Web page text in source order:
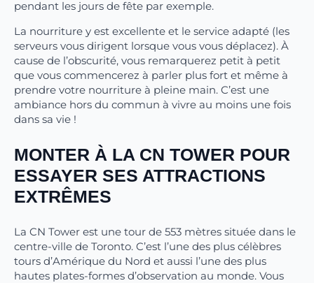
pendant les jours de fête par exemple.
La nourriture y est excellente et le service adapté (les
serveurs vous dirigent lorsque vous vous déplacez). À
cause de l’obscurité, vous remarquerez petit à petit
que vous commencerez à parler plus fort et même à
prendre votre nourriture à pleine main. C’est une
ambiance hors du commun à vivre au moins une fois
dans sa vie !
MONTER À LA CN TOWER POUR
ESSAYER SES ATTRACTIONS
EXTRÊMES
La CN Tower est une tour de 553 mètres située dans le
centre-ville de Toronto. C’est l’une des plus célèbres
tours d’Amérique du Nord et aussi l’une des plus
hautes plates-formes d’observation au monde. Vous